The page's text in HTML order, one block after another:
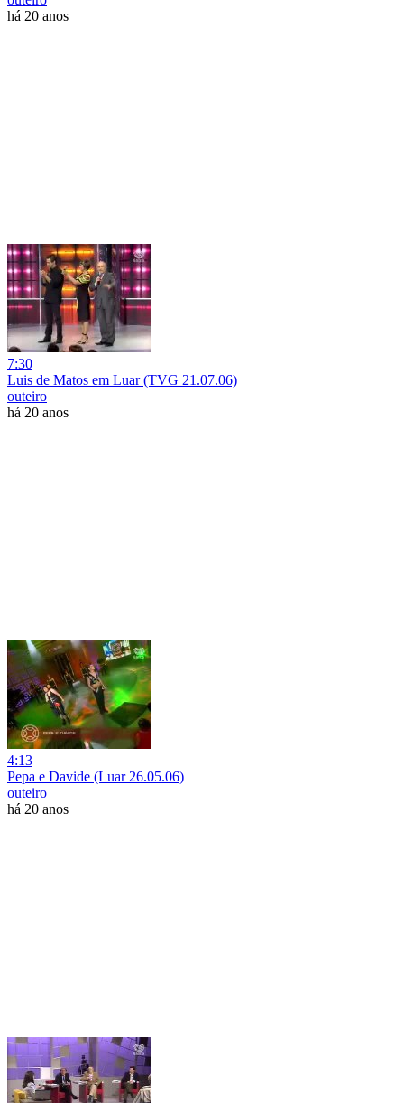
há 20 anos
7:30
Luis de Matos em Luar (TVG 21.07.06)
outeiro
há 20 anos
4:13
Pepa e Davide (Luar 26.05.06)
outeiro
há 20 anos